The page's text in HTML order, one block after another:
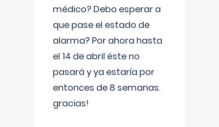
médico? Debo esperar a
que pase el estado de
alarma? Por ahora hasta
el 14 de abril éste no
pasará y ya estaría por
entonces de 8 semanas.
gracias!